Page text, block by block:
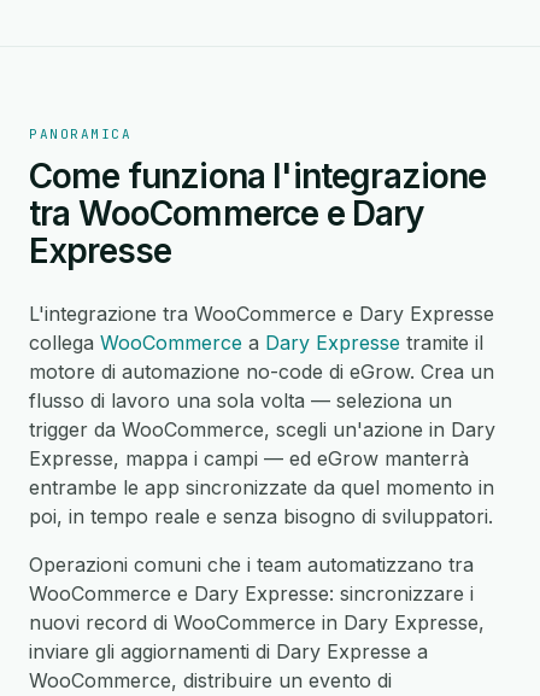
PANORAMICA
Come funziona l'integrazione
tra WooCommerce e Dary
Expresse
L'integrazione tra WooCommerce e Dary Expresse
collega WooCommerce a Dary Expresse tramite il
motore di automazione no-code di eGrow. Crea un
flusso di lavoro una sola volta — seleziona un
trigger da WooCommerce, scegli un'azione in Dary
Expresse, mappa i campi — ed eGrow manterrà
entrambe le app sincronizzate da quel momento in
poi, in tempo reale e senza bisogno di sviluppatori.
Operazioni comuni che i team automatizzano tra
WooCommerce e Dary Expresse: sincronizzare i
nuovi record di WooCommerce in Dary Expresse,
inviare gli aggiornamenti di Dary Expresse a
WooCommerce, distribuire un evento di